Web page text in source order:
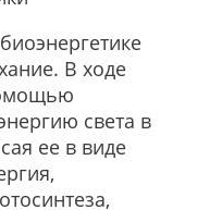
В ходе
света в
ее в виде